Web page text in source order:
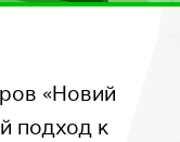
«Новий
подход к